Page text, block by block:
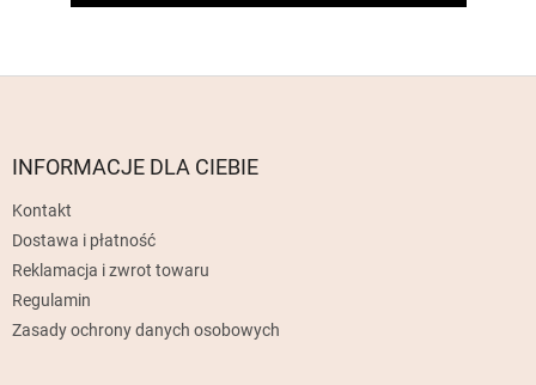
INFORMACJE DLA CIEBIE
Kontakt
Dostawa i płatność
Reklamacja i zwrot towaru
Regulamin
Zasady ochrony danych osobowych